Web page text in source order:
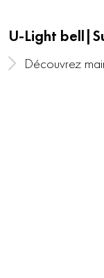
U-Light
Découvrez